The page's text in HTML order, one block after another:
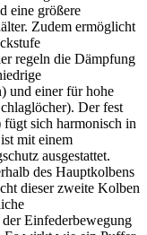
eine größere
Zudem ermöglicht
regeln die Dämpfung
und einer für hohe
Der fest
sich harmonisch in
mit einem
ausgestattet.
des Hauptkolbens
dieser zweite Kolben
Einfederbewegung